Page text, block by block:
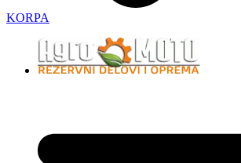
KORPA